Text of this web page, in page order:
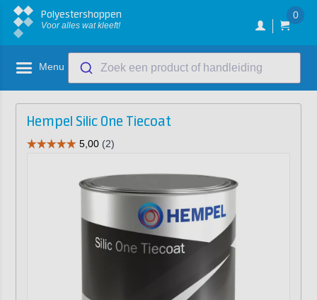
Polyestershoppen
Voor alles wat kleeft!
0
Menu Zoek een product of handleiding
Hempel Silic One Tiecoat